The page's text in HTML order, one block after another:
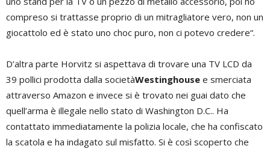
compreso si trattasse proprio di un mitragliatore vero, non un
giocattolo ed è stato uno choc puro, non ci potevo credere“.
D’altra parte Horvitz si aspettava di trovare una TV LCD da
39 pollici prodotta dalla societàWestinghouse e smerciata
attraverso Amazon e invece si è trovato nei guai dato che
quell’arma è illegale nello stato di Washington D.C.. Ha
contattato immediatamente la polizia locale, che ha confiscato
la scatola e ha indagato sul misfatto. Si è così scoperto che